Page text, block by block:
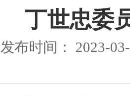
丁世忠委
发布时间： 2023-